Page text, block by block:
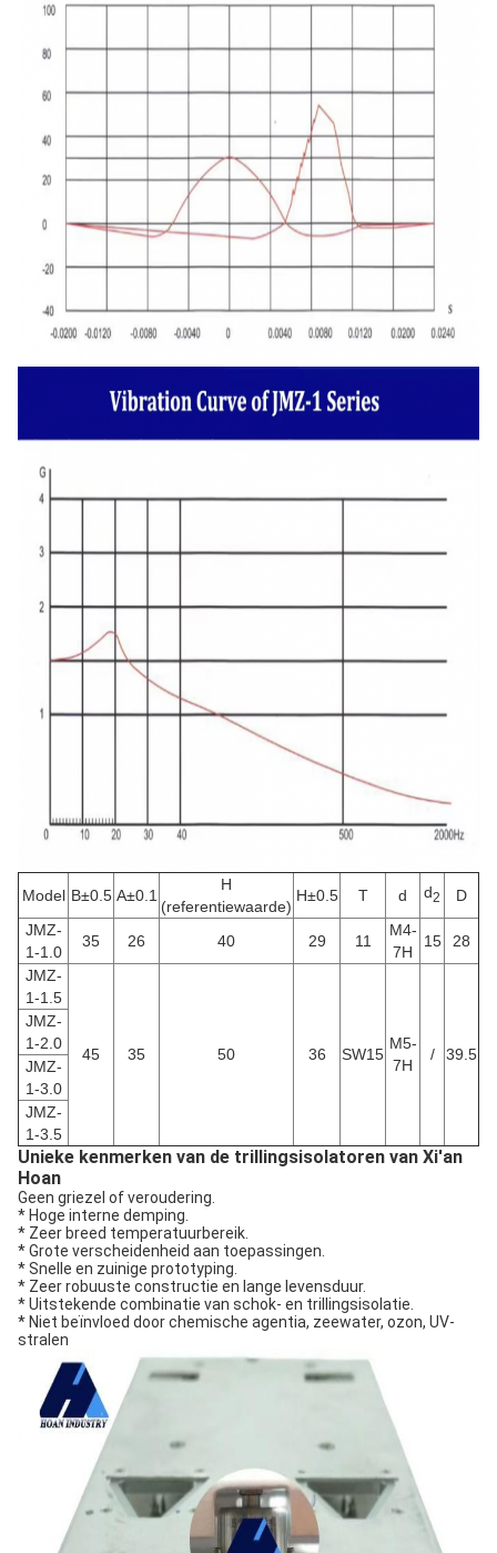
Model B±0.5 A±0.1
H
(referentiewaarde)
H±0.5 T d d2
D
JMZ-
1-1.0
35 26 40 29 11
M4-
7H
15
28
JMZ-
1-1.5
45 35 50 36 SW15
M5-
7H
/ 39.5
JMZ-
1-2.0
JMZ-
1-3.0
JMZ-
1-3.5
Unieke kenmerken van de trillingsisolatoren van Xi'an
Hoan
Geen griezel of veroudering.
* Hoge interne demping.
* Zeer breed temperatuurbereik.
* Grote verscheidenheid aan toepassingen.
* Snelle en zuinige prototyping.
* Zeer robuuste constructie en lange levensduur.
* Uitstekende combinatie van schok- en trillingsisolatie.
* Niet beïnvloed door chemische agentia, zeewater, ozon, UV-
stralen